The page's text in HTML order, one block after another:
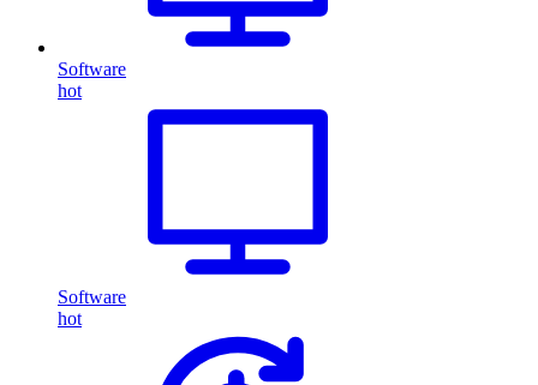
Software
hot
Software
hot